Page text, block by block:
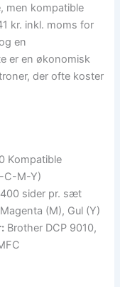
men kompatible
kr. inkl. moms for
en
er en økonomisk
der ofte koster
Kompatible
C-M-Y)
sider pr. sæt
(M), Gul (Y)
Brother DCP 9010,